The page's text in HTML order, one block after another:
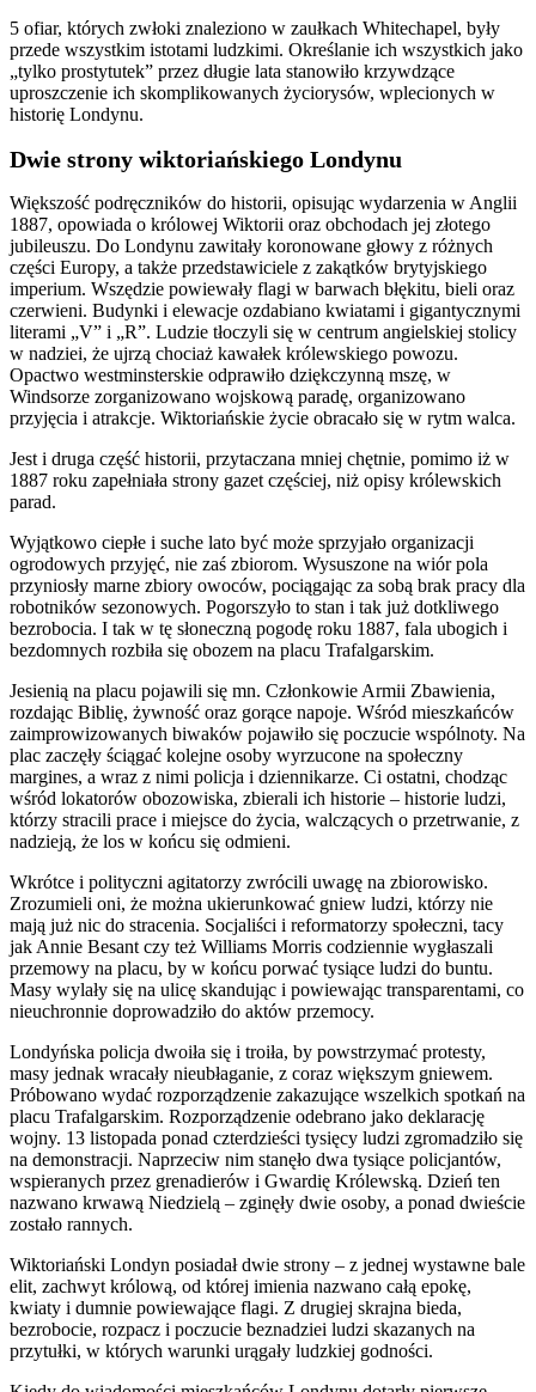
5 ofiar, których zwłoki znaleziono w zaułkach Whitechapel, były
przede wszystkim istotami ludzkimi. Określanie ich wszystkich jako
„tylko prostytutek” przez długie lata stanowiło krzywdzące
uproszczenie ich skomplikowanych życiorysów, wplecionych w
historię Londynu.
Dwie strony wiktoriańskiego Londynu
Większość podręczników do historii, opisując wydarzenia w Anglii
1887, opowiada o królowej Wiktorii oraz obchodach jej złotego
jubileuszu. Do Londynu zawitały koronowane głowy z różnych
części Europy, a także przedstawiciele z zakątków brytyjskiego
imperium. Wszędzie powiewały flagi w barwach błękitu, bieli oraz
czerwieni. Budynki i elewacje ozdabiano kwiatami i gigantycznymi
literami „V” i „R”. Ludzie tłoczyli się w centrum angielskiej stolicy
w nadziei, że ujrzą chociaż kawałek królewskiego powozu.
Opactwo westminsterskie odprawiło dziękczynną mszę, w
Windsorze zorganizowano wojskową paradę, organizowano
przyjęcia i atrakcje. Wiktoriańskie życie obracało się w rytm walca.
Jest i druga część historii, przytaczana mniej chętnie, pomimo iż w
1887 roku zapełniała strony gazet częściej, niż opisy królewskich
parad.
Wyjątkowo ciepłe i suche lato być może sprzyjało organizacji
ogrodowych przyjęć, nie zaś zbiorom. Wysuszone na wiór pola
przyniosły marne zbiory owoców, pociągając za sobą brak pracy dla
robotników sezonowych. Pogorszyło to stan i tak już dotkliwego
bezrobocia. I tak w tę słoneczną pogodę roku 1887, fala ubogich i
bezdomnych rozbiła się obozem na placu Trafalgarskim.
Jesienią na placu pojawili się mn. Członkowie Armii Zbawienia,
rozdając Biblię, żywność oraz gorące napoje. Wśród mieszkańców
zaimprowizowanych biwaków pojawiło się poczucie wspólnoty. Na
plac zaczęły ściągać kolejne osoby wyrzucone na społeczny
margines, a wraz z nimi policja i dziennikarze. Ci ostatni, chodząc
wśród lokatorów obozowiska, zbierali ich historie – historie ludzi,
którzy stracili prace i miejsce do życia, walczących o przetrwanie, z
nadzieją, że los w końcu się odmieni.
Wkrótce i polityczni agitatorzy zwrócili uwagę na zbiorowisko.
Zrozumieli oni, że można ukierunkować gniew ludzi, którzy nie
mają już nic do stracenia. Socjaliści i reformatorzy społeczni, tacy
jak Annie Besant czy też Williams Morris codziennie wygłaszali
przemowy na placu, by w końcu porwać tysiące ludzi do buntu.
Masy wylały się na ulicę skandując i powiewając transparentami, co
nieuchronnie doprowadziło do aktów przemocy.
Londyńska policja dwoiła się i troiła, by powstrzymać protesty,
masy jednak wracały nieubłaganie, z coraz większym gniewem.
Próbowano wydać rozporządzenie zakazujące wszelkich spotkań na
placu Trafalgarskim. Rozporządzenie odebrano jako deklarację
wojny. 13 listopada ponad czterdzieści tysięcy ludzi zgromadziło się
na demonstracji. Naprzeciw nim stanęło dwa tysiące policjantów,
wspieranych przez grenadierów i Gwardię Królewską. Dzień ten
nazwano krwawą Niedzielą – zginęły dwie osoby, a ponad dwieście
zostało rannych.
Wiktoriański Londyn posiadał dwie strony – z jednej wystawne bale
elit, zachwyt królową, od której imienia nazwano całą epokę,
kwiaty i dumnie powiewające flagi. Z drugiej skrajna bieda,
bezrobocie, rozpacz i poczucie beznadziei ludzi skazanych na
przytułki, w których warunki urągały ludzkiej godności.